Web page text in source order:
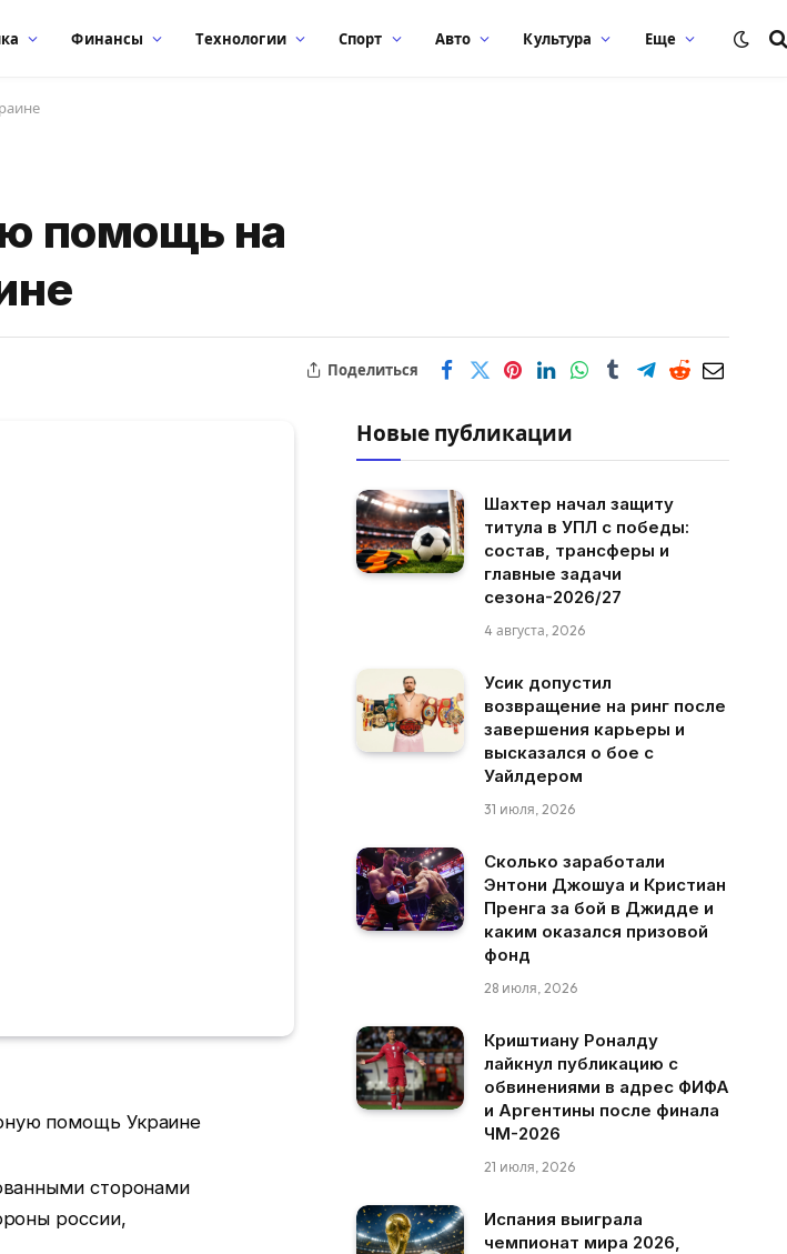
Финансы Технологии Спорт Авто Культура Еще
помощь на
Поделиться
сторонами
россии,
Новые публикации
Шахтер начал защиту
титула в УПЛ с победы:
состав, трансферы и
главные задачи
сезона-2026/27
4 августа, 2026
Усик допустил
возвращение на ринг после
завершения карьеры и
высказался о бое с
Уайлдером
31 июля, 2026
Сколько заработали
Энтони Джошуа и Кристиан
Пренга за бой в Джидде и
каким оказался призовой
фонд
28 июля, 2026
Криштиану Роналду
лайкнул публикацию с
обвинениями в адрес ФИФА
и Аргентины после финала
ЧМ-2026
21 июля, 2026
Испания выиграла
чемпионат мира 2026,